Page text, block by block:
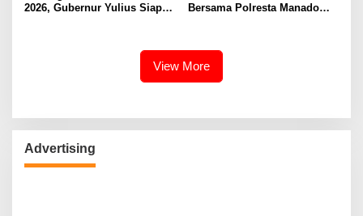
2026, Gubernur Yulius Siap
Bersama Polresta Manado
View More
Advertising